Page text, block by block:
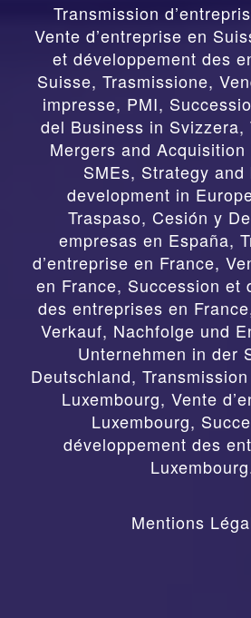
Transmission
Vente d’entreprise en
et développement des
Suisse, Trasmissione,
impresse, PMI,
del Business in
Mergers and
SMEs, Strategy and
development in
Traspaso, Cesión y
empresas en España,
d’entreprise en France,
en France, Succession et
des entreprises en France
Verkauf, Nachfolge und
Unternehmen in der
Deutschland,
Luxembourg, Vente
Luxembourg,
développement des
Mentions